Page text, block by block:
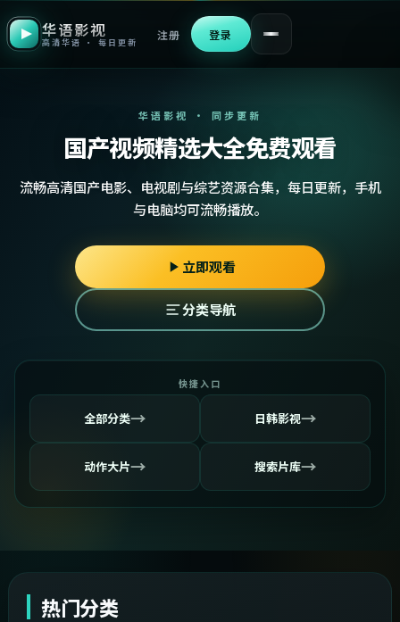
华语影视
高清华语 · 每日更新
注册 登录
华语影视 · 同步更新
国产视频精选大全免费观看
流畅高清国产电影、电视剧与综艺资源合集，每日更新，手机
与电脑均可流畅播放。
立即观看
分类导航
快捷入口
全部分类→ 日韩影视→
动作大片→ 搜索片库→
热门分类